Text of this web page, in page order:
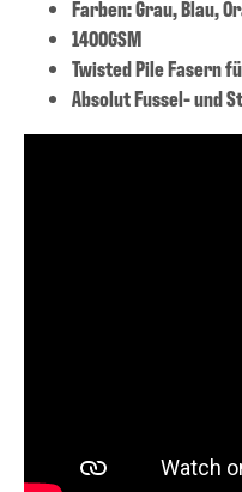
Farben: Grau, Blau,
1400GSM
Twisted Pile Fasern
Absolut Fussel- und